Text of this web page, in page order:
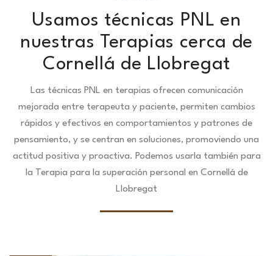
Usamos técnicas PNL en
nuestras Terapias cerca de
Cornellá de Llobregat
Las técnicas PNL en terapias ofrecen comunicación
mejorada entre terapeuta y paciente, permiten cambios
rápidos y efectivos en comportamientos y patrones de
pensamiento, y se centran en soluciones, promoviendo una
actitud positiva y proactiva. Podemos usarla también para
la Terapia para la superación personal en Cornellá de
Llobregat